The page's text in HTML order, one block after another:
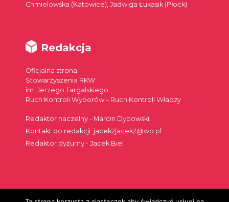
Chmielowska (Katowice), Jadwiga Łukasik (Płock)
Redakcja
Oficjalna strona
Stowarzyszenia RKW
im. Jerzego Targalskiego
Ruch Kontroli Wyborów – Ruch Kontroli Władzy
Redaktor naczelny - Marcin Dybowski
Kontakt do redakcji: jacek2jacek2@wp.pl
Redaktor dyżurny - Jacek Biel